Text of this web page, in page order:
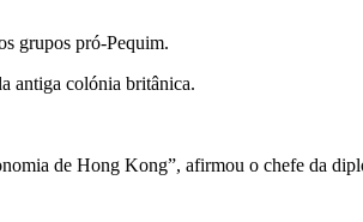
grupos pró-Pequim.
antiga colónia britânica.
de Hong Kong”, afirmou o chefe da